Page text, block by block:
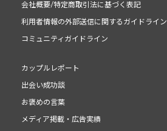
会社概要/特定商取引法に基づく表記
利用者情報の外部送信に関するガイドライン
コミュニティガイドライン
カップルレポート
出会い成功談
お褒めの言葉
メディア掲載・広告実績